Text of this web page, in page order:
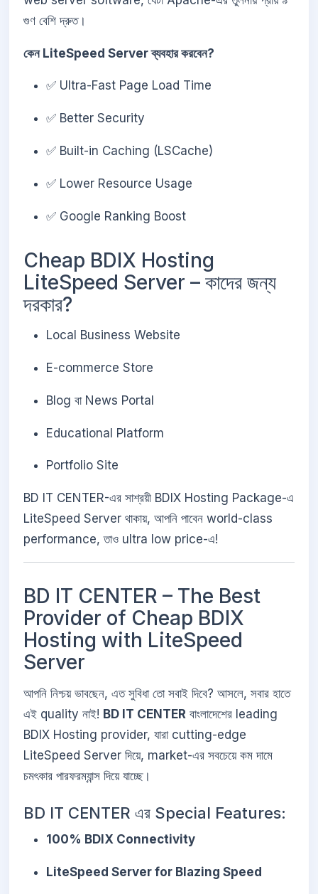
গুণ বেশি দ্রুত।
কেন LiteSpeed Server ব্যবহার করবেন?
✅ Ultra-Fast Page Load Time
✅ Better Security
✅ Built-in Caching (LSCache)
✅ Lower Resource Usage
✅ Google Ranking Boost
Cheap BDIX Hosting
LiteSpeed Server – কাদের জন্য
দরকার?
Local Business Website
E-commerce Store
Blog বা News Portal
Educational Platform
Portfolio Site
BD IT CENTER-এর সাশ্রয়ী BDIX Hosting Package-এ
LiteSpeed Server থাকায়, আপনি পাবেন world-class
performance, তাও ultra low price-এ!
BD IT CENTER – The Best
Provider of Cheap BDIX
Hosting with LiteSpeed
Server
আপনি নিশ্চয় ভাবছেন, এত সুবিধা তো সবাই দিবে? আসলে, সবার হাতে
এই quality নাই! BD IT CENTER বাংলাদেশের leading
BDIX Hosting provider, যারা cutting-edge
LiteSpeed Server দিয়ে, market-এর সবচেয়ে কম দামে
চমৎকার পারফরম্যান্স দিয়ে যাচ্ছে।
BD IT CENTER এর Special Features:
100% BDIX Connectivity
LiteSpeed Server for Blazing Speed